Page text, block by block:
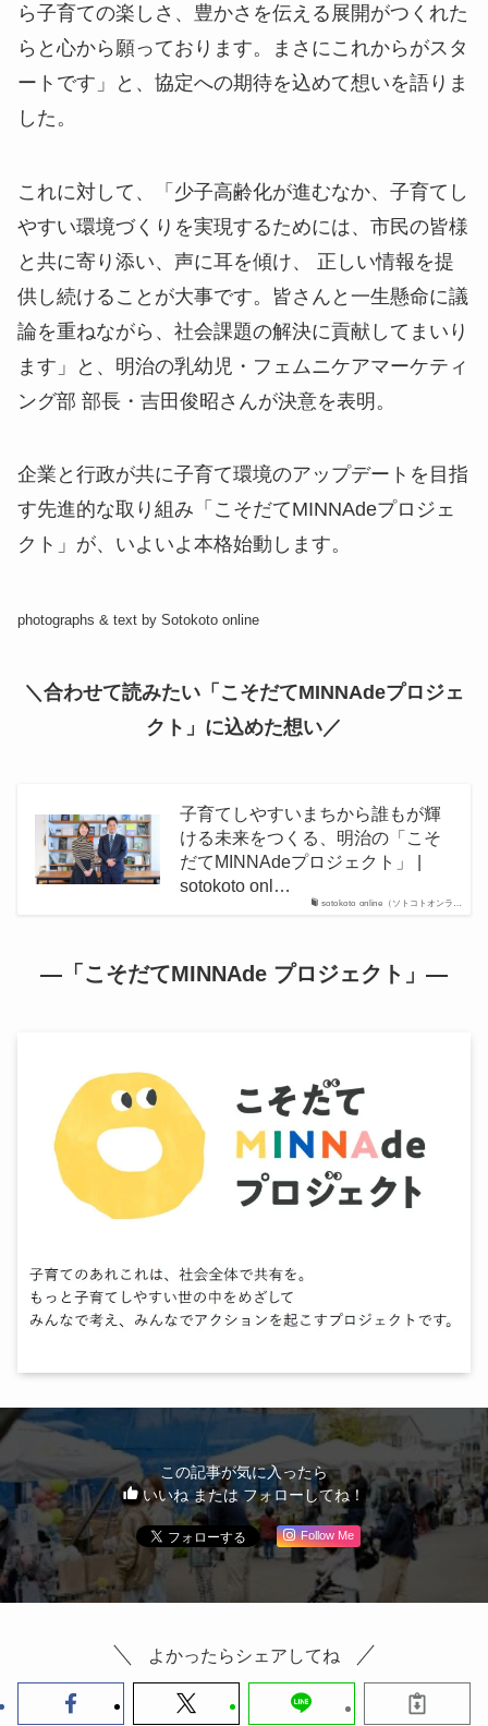
ら子育ての楽しさ、豊かさを伝える展開がつくれた
らと心から願っております。まさにこれからがスタ
ートです」と、協定への期待を込めて想いを語りま
した。
これに対して、「少子高齢化が進むなか、子育てし
やすい環境づくりを実現するためには、市民の皆様
と共に寄り添い、声に耳を傾け、 正しい情報を提
供し続けることが大事です。皆さんと一生懸命に議
論を重ねながら、社会課題の解決に貢献してまいり
ます」と、明治の乳幼児・フェムニケアマーケティ
ング部 部長・吉田俊昭さんが決意を表明。
企業と行政が共に子育て環境のアップデートを目指
す先進的な取り組み「こそだてMINNAdeプロジェ
クト」が、いよいよ本格始動します。
photographs & text by Sotokoto online
＼合わせて読みたい「こそだてMINNAdeプロジェ
クト」に込めた想い／
sotokoto online（ソトコトオンラ…
子育てしやすいまちから誰もが輝
ける未来をつくる、明治の「こそ
だてMINNAdeプロジェクト」 |
sotokoto onl…
―「こそだてMINNAde プロジェクト」―
この記事が気に入ったら
いいね または フォローしてね！
Follow Me
よかったらシェアしてね